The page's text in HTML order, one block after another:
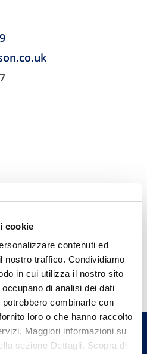
cookie
contenuti ed
nostro traffico. Condividiamo
in cui utilizza il nostro sito
di analisi dei dati
combinarle con
loro o che hanno raccolto
Maggiori informazioni su
sezione Dettagli. Scopra di
di
a te e parla con